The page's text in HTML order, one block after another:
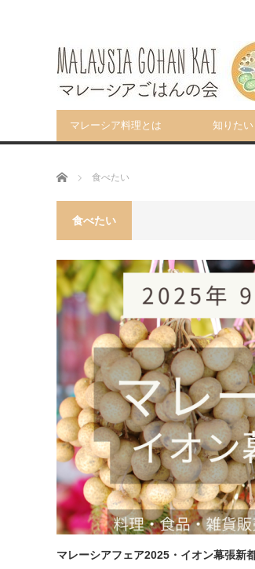
マレーシア料理とは 知りたい
ホーム 食べたい
食べたい
マレーシアフェア2025・イオン幕張新